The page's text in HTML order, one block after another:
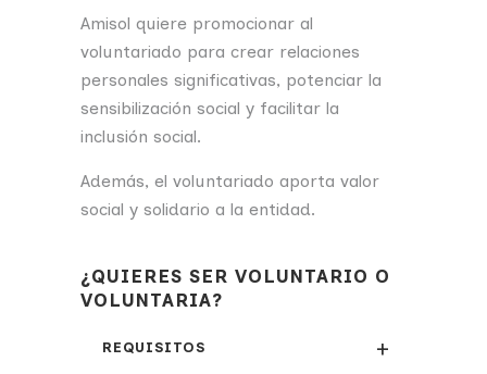
Amisol quiere promocionar al
voluntariado para crear relaciones
personales significativas, potenciar la
sensibilización social y facilitar la
inclusión social.
Además, el voluntariado aporta valor
social y solidario a la entidad.
¿QUIERES SER VOLUNTARIO O
VOLUNTARIA?
REQUISITOS